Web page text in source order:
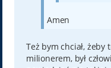
Amen
Też bym chciał,
milionerem, był